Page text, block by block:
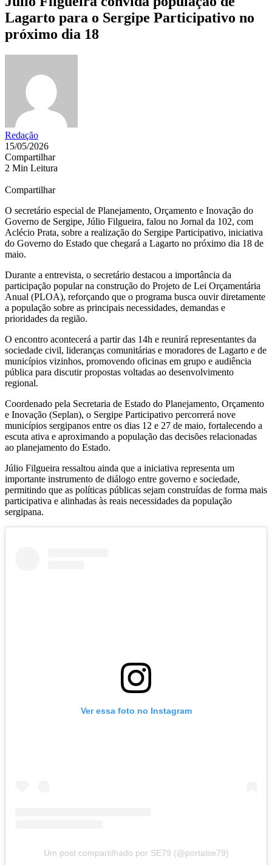
Lagarto para o Sergipe Participativo no
próximo dia 18
Redação
15/05/2026
Compartilhar
2 Min Leitura
Compartilhar
O secretário especial de Planejamento, Orçamento e Inovação do
Governo de Sergipe, Júlio Filgueira, falou no Jornal da 102, com
Aclécio Prata, sobre a realização do Sergipe Participativo, iniciativa
do Governo do Estado que chegará a Lagarto no próximo dia 18 de
maio.
Durante a entrevista, o secretário destacou a importância da
participação popular na construção do Projeto de Lei Orçamentária
Anual (PLOA), reforçando que o programa busca ouvir diretamente
a população sobre as principais necessidades, demandas e
prioridades da região.
O encontro acontecerá a partir das 14h e reunirá representantes da
sociedade civil, lideranças comunitárias e moradores de Lagarto e de
municípios vizinhos, promovendo oficinas em grupo e audiência
pública para discutir propostas voltadas ao desenvolvimento
regional.
Coordenado pela Secretaria de Estado do Planejamento, Orçamento
e Inovação (Seplan), o Sergipe Participativo percorrerá nove
municípios sergipanos entre os dias 12 e 27 de maio, fortalecendo a
escuta ativa e aproximando a população das decisões relacionadas
ao planejamento do Estado.
Júlio Filgueira ressaltou ainda que a iniciativa representa um
importante instrumento de diálogo entre governo e sociedade,
permitindo que as políticas públicas sejam construídas de forma mais
participativa e alinhadas às reais necessidades da população
sergipana.
Ver essa foto no Instagram
Um post compartilhado por SE79 (@portalse79)